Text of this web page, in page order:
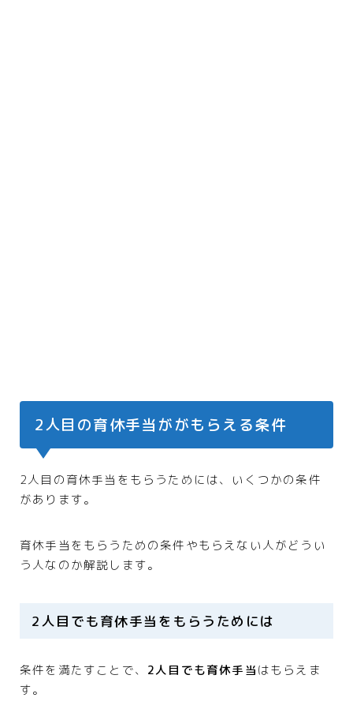
2人目の育休手当ががもらえる条件
2人目の育休手当をもらうためには、いくつかの条件
があります。
育休手当をもらうための条件やもらえない人がどうい
う人なのか解説します。
2人目でも育休手当をもらうためには
条件を満たすことで、 2人目でも育休手当はもらえま
す。